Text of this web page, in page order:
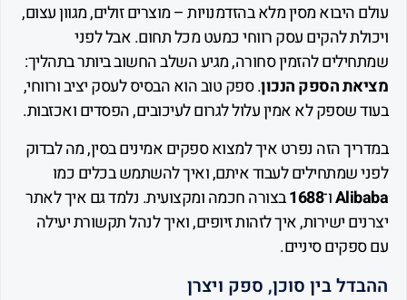
מסין מלא בהזדמנויות – מוצרים זולים, מגוון עצום,
להקים עסק רווחי כמעט מכל תחום. אבל לפני
להזמין סחורה, מגיע השלב החשוב ביותר בתהליך:
הספק הנכון. ספק טוב הוא הבסיס לעסק יציב ורווחי,
שספק לא אמין עלול לגרום לעיכובים, הפסדים ואכזבות.
הזה נפרט איך למצוא ספקים אמינים בסין, מה לבדוק
שמתחילים לעבוד איתם, ואיך להשתמש בכלים כמו
ו־1688בצורה חכמה ומקצועית. נלמד גם איך לאתר
ישירות, איך לזהות זיופים, ואיך לנהל תקשורת יעילה
סיניים.
בין סוכן, ספק ויצרן